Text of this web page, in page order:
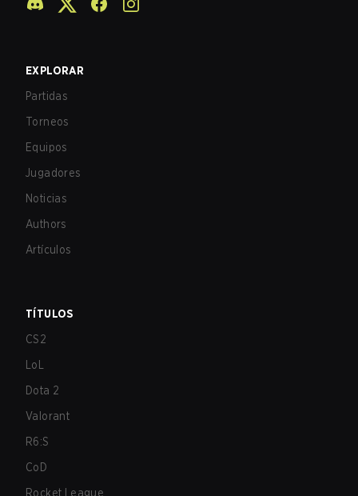
EXPLORAR
Partidas
Torneos
Equipos
Jugadores
Noticias
Authors
Artículos
TÍTULOS
CS2
LoL
Dota 2
Valorant
R6:S
CoD
Rocket League